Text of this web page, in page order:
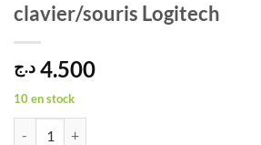
clavier/souris Logitech
4.500 د.ج
10 en stock